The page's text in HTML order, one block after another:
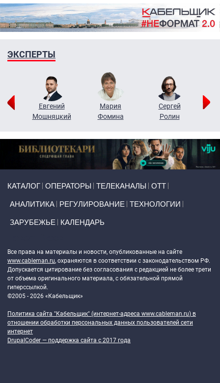
ЭКСПЕРТЫ
Евгений
Мошняцкий
Мария
Фомина
Сергей
Ролин
КАТАЛОГ ОПЕРАТОРЫ ТЕЛЕКАНАЛЫ ОТТ
АНАЛИТИКА РЕГУЛИРОВАНИЕ ТЕХНОЛОГИИ
ЗАРУБЕЖЬЕ КАЛЕНДАРЬ
Все права на материалы и новости, опубликованные на сайте
www.cableman.ru, охраняются в соответствии с законодательством РФ.
Допускается цитирование без согласования с редакцией не более трети
от объема оригинального материала, с обязательной прямой
гиперссылкой.
©2005 - 2026 «Кабельщик»
Политика сайта "Кабельщик" (интернет-адреса www.cableman.ru) в
отношении обработки персональных данных пользователей сети
интернет
DrupalCoder — поддержка сайта c 2017 года